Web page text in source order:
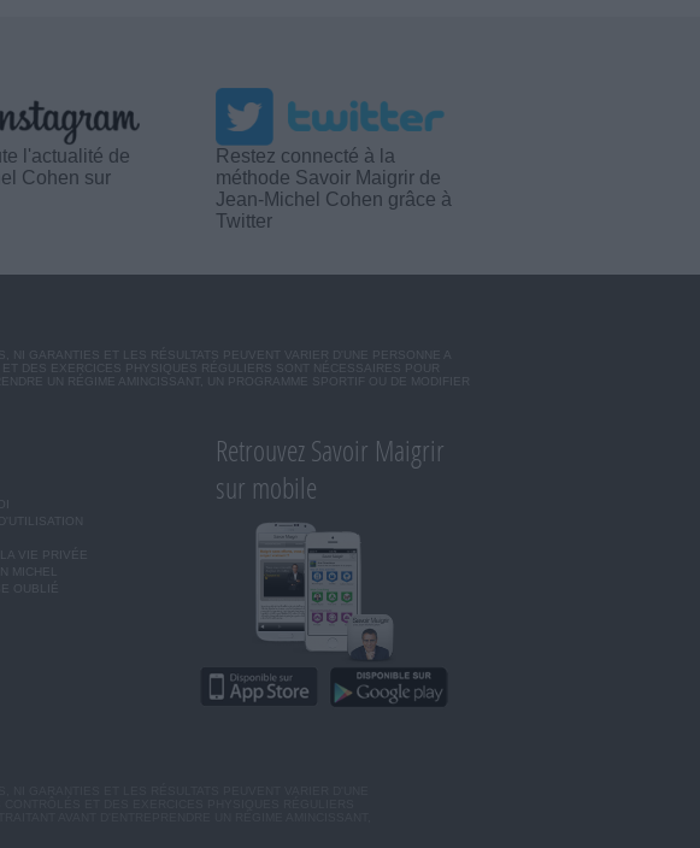
l'actualité de
Cohen sur
Restez connecté à la
méthode Savoir Maigrir de
Jean-Michel Cohen grâce à
Twitter
GARANTIES ET LES RÉSULTATS PEUVENT VARIER D'UNE PERSONNE A
DES EXERCICES PHYSIQUES RÉGULIERS SONT NÉCESSAIRES POUR
UN RÉGIME AMINCISSANT, UN PROGRAMME SPORTIF OU DE MODIFIER
VIE PRIVÉE
MICHEL
OUBLIÉ
Retrouvez Savoir Maigrir
sur mobile